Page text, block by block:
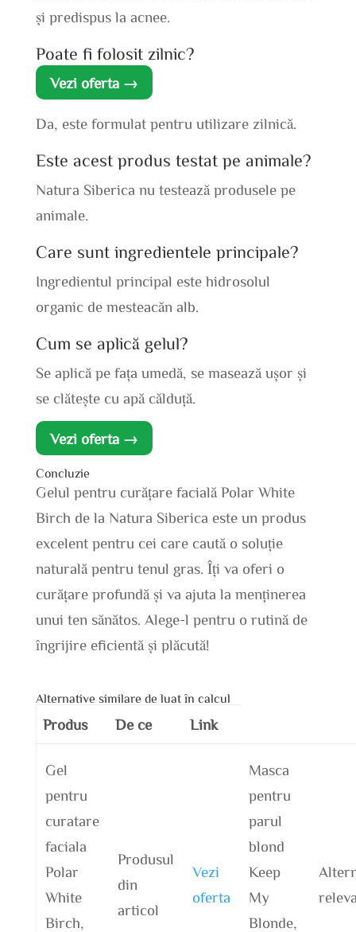
și predispus la acnee.
Poate fi folosit zilnic?
Vezi oferta →
Da, este formulat pentru utilizare zilnică.
Este acest produs testat pe animale?
Natura Siberica nu testează produsele pe
animale.
Care sunt ingredientele principale?
Ingredientul principal este hidrosolul
organic de mesteacăn alb.
Cum se aplică gelul?
Se aplică pe fața umedă, se masează ușor și
se clătește cu apă călduță.
Vezi oferta →
Concluzie
Gelul pentru curățare facială Polar White
Birch de la Natura Siberica este un produs
excelent pentru cei care caută o soluție
naturală pentru tenul gras. Îți va oferi o
curățare profundă și va ajuta la menținerea
unui ten sănătos. Alege-l pentru o rutină de
îngrijire eficientă și plăcută!
Alternative similare de luat în calcul
Produs De ce Link
Gel
pentru
curatare
faciala
Polar
White
Birch,
Produsul
din
articol
Vezi
oferta
Masca
pentru
parul
blond
Keep
My
Blonde,